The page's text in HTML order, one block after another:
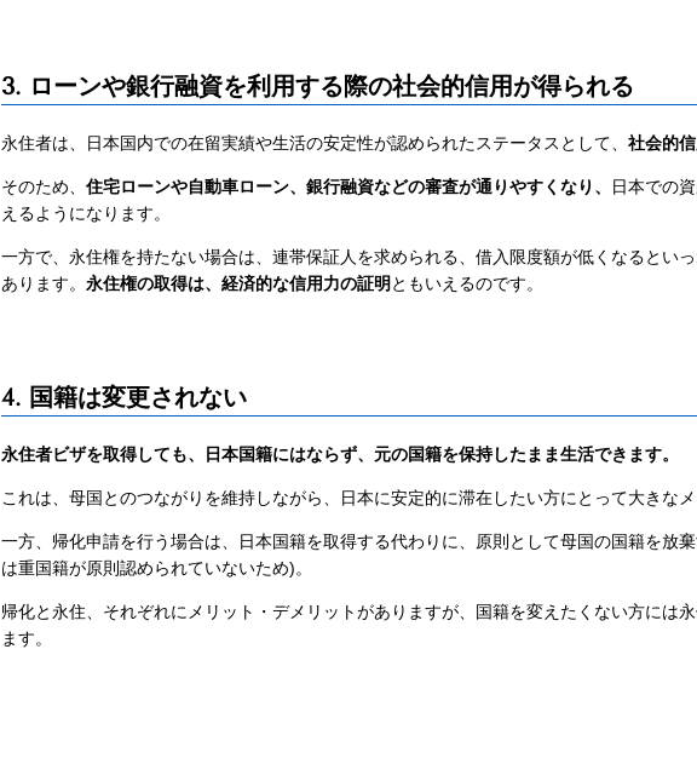
3. ローンや銀行融資を利用する際の社会的信用が得られる
永住者は、日本国内での在留実績や生活の安定性が認められたステータスとして、 社会的
そのため、 住宅ローンや自動車ローン、銀行融資などの審査が通りやすくなり、
日本での
えるようになります。
一方で、永住権を持たない場合は、連帯保証人を求められる、借入限度額が低くなるとい
あります。 永住権の取得は、経済的な信用力の証明ともいえるのです。
4. 国籍は変更されない
永住者ビザを取得しても、日本国籍にはならず、元の国籍を保持したまま生活できます。
これは、母国とのつながりを維持しながら、日本に安定的に滞在したい方にとって大きなメ
一方、帰化申請を行う場合は、日本国籍を取得する代わりに、原則として母国の国籍を放
は重国籍が原則認められていないため)。
帰化と永住、それぞれにメリット・デメリットがありますが、国籍を変えたくない方には
ます。